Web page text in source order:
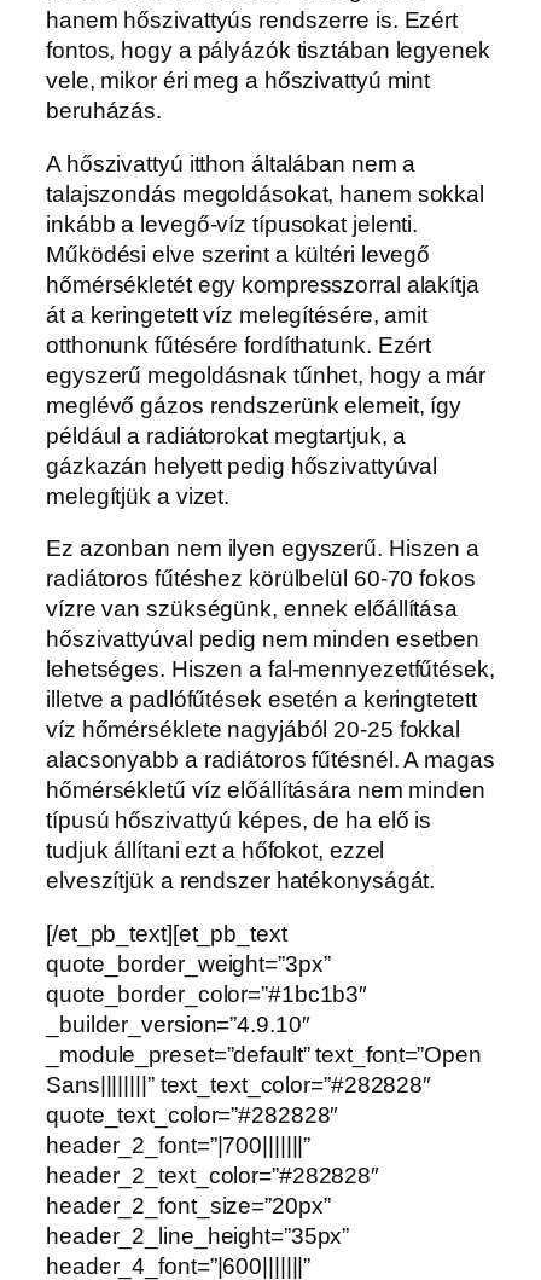
hanem hőszivattyús rendszerre is. Ezért
fontos, hogy a pályázók tisztában legyenek
vele, mikor éri meg a hőszivattyú mint
beruházás.
A hőszivattyú itthon általában nem a
talajszondás megoldásokat, hanem sokkal
inkább a levegő-víz típusokat jelenti.
Működési elve szerint a kültéri levegő
hőmérsékletét egy kompresszorral alakítja
át a keringetett víz melegítésére, amit
otthonunk fűtésére fordíthatunk. Ezért
egyszerű megoldásnak tűnhet, hogy a már
meglévő gázos rendszerünk elemeit, így
például a radiátorokat megtartjuk, a
gázkazán helyett pedig hőszivattyúval
melegítjük a vizet.
Ez azonban nem ilyen egyszerű. Hiszen a
radiátoros fűtéshez körülbelül 60-70 fokos
vízre van szükségünk, ennek előállítása
hőszivattyúval pedig nem minden esetben
lehetséges. Hiszen a fal-mennyezetfűtések,
illetve a padlófűtések esetén a keringtetett
víz hőmérséklete nagyjából 20-25 fokkal
alacsonyabb a radiátoros fűtésnél. A magas
hőmérsékletű víz előállítására nem minden
típusú hőszivattyú képes, de ha elő is
tudjuk állítani ezt a hőfokot, ezzel
elveszítjük a rendszer hatékonyságát.
[/et_pb_text][et_pb_text
quote_border_weight=”3px”
quote_border_color=”#1bc1b3″
_builder_version=”4.9.10″
_module_preset=”default” text_font=”Open
Sans||||||||” text_text_color=”#282828″
quote_text_color=”#282828″
header_2_font=”|700|||||||”
header_2_text_color=”#282828″
header_2_font_size=”20px”
header_2_line_height=”35px”
header_4_font=”|600|||||||”